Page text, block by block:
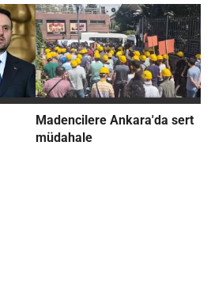
Madencilere Ankara'da sert
müdahale